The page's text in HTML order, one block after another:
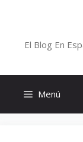
El Blog En
Menú